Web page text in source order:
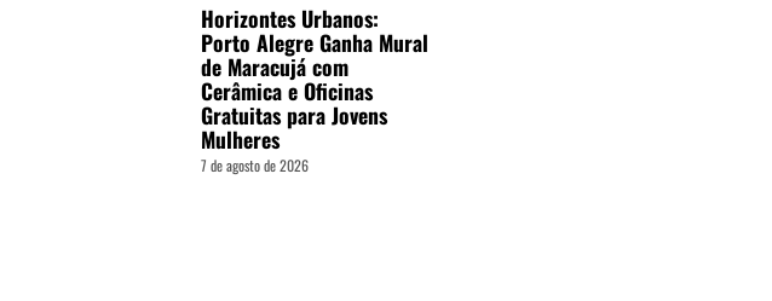
Horizontes Urbanos:
Porto Alegre Ganha Mural
de Maracujá com
Cerâmica e Oficinas
Gratuitas para Jovens
Mulheres
7 de agosto de 2026